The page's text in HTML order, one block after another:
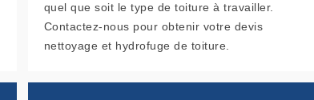
quel que soit le type de toiture à travailler.
Contactez-nous pour obtenir votre devis
nettoyage et hydrofuge de toiture.